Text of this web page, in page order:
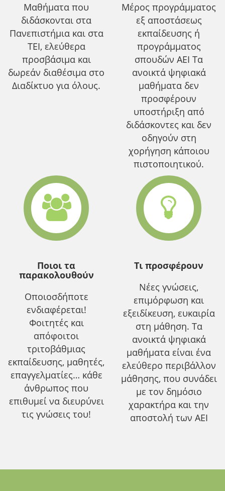
Μαθήματα που
διδάσκονται στα
Πανεπιστήμια και στα
ΤΕΙ, ελεύθερα
προσβάσιμα και
δωρεάν διαθέσιμα στο
Διαδίκτυο για όλους.
Μέρος προγράμματος
εξ αποστάσεως
εκπαίδευσης ή
προγράμματος
σπουδών ΑΕΙ Τα
ανοικτά ψηφιακά
μαθήματα δεν
προσφέρουν
υποστήριξη από
διδάσκοντες και δεν
οδηγούν στη
χορήγηση κάποιου
πιστοποιητικού.
Ποιοι τα
παρακολουθούν
Οποιοσδήποτε
ενδιαφέρεται!
Φοιτητές και
απόφοιτοι
τριτοβάθμιας
εκπαίδευσης, μαθητές,
επαγγελματίες… κάθε
άνθρωπος που
επιθυμεί να διευρύνει
τις γνώσεις του!
Τι προσφέρουν
Νέες γνώσεις,
επιμόρφωση και
εξειδίκευση, ευκαιρία
στη μάθηση. Τα
ανοικτά ψηφιακά
μαθήματα είναι ένα
ελεύθερο περιβάλλον
μάθησης, που συνάδει
με τον δημόσιο
χαρακτήρα και την
αποστολή των ΑΕΙ